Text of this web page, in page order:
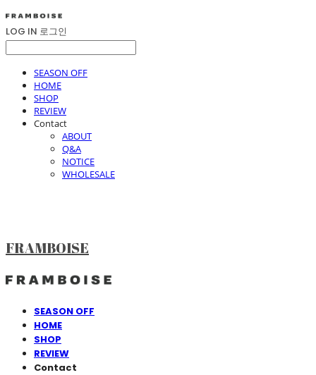
LOG IN 로그인
SEASON OFF
HOME
SHOP
REVIEW
Contact
ABOUT
Q&A
NOTICE
WHOLESALE
FRAMBOISE
SEASON OFF
HOME
SHOP
REVIEW
Contact